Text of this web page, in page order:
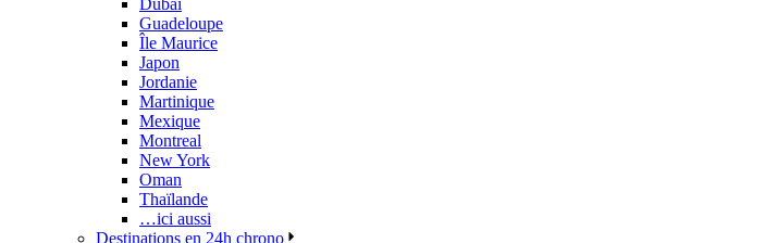
Dubaï
Guadeloupe
Île Maurice
Japon
Jordanie
Martinique
Mexique
Montreal
New York
Oman
Thaïlande
…ici aussi
Destinations en 24h chrono